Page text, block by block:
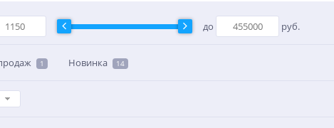
до руб.
1 Новинка 14